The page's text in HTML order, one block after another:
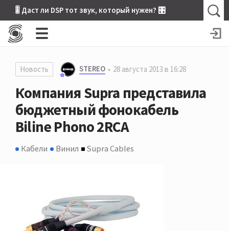
🎚 Даст ли DSP тот звук, который нужен? 🎛
Новость STEREO 28 августа 2013 в 16:28
Компания Supra представила
бюджетный фонокабель
Biline Phono 2RCA
Кабели Винил Supra Cables